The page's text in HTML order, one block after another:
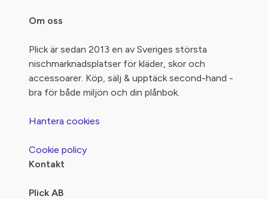
Om oss
Plick är sedan 2013 en av Sveriges största
nischmarknadsplatser för kläder, skor och
accessoarer. Köp, sälj & upptäck second-hand -
bra för både miljön och din plånbok.
Hantera cookies
Cookie policy
Kontakt
Plick AB